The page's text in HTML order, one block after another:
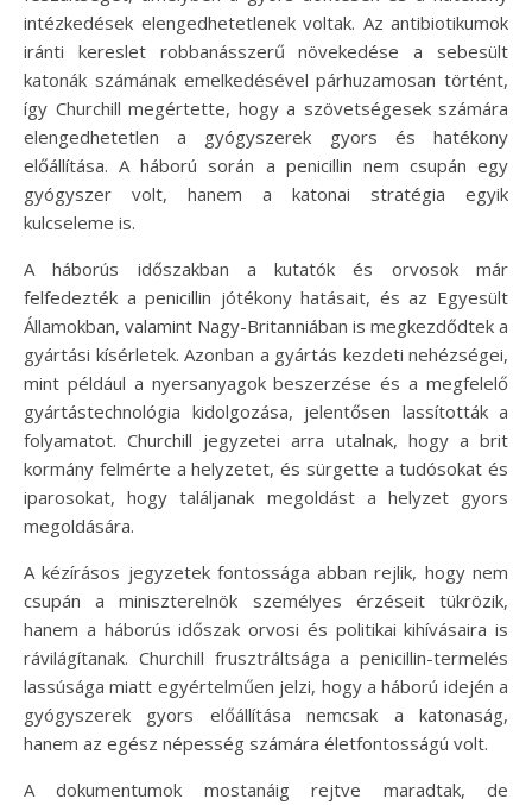
intézkedések elengedhetetlenek voltak. Az antibiotikumok
iránti kereslet robbanásszerű növekedése a sebesült
katonák számának emelkedésével párhuzamosan történt,
így Churchill megértette, hogy a szövetségesek számára
elengedhetetlen a gyógyszerek gyors és hatékony
előállítása. A háború során a penicillin nem csupán egy
gyógyszer volt, hanem a katonai stratégia egyik
kulcseleme is.
A háborús időszakban a kutatók és orvosok már
felfedezték a penicillin jótékony hatásait, és az Egyesült
Államokban, valamint Nagy-Britanniában is megkezdődtek a
gyártási kísérletek. Azonban a gyártás kezdeti nehézségei,
mint például a nyersanyagok beszerzése és a megfelelő
gyártástechnológia kidolgozása, jelentősen lassították a
folyamatot. Churchill jegyzetei arra utalnak, hogy a brit
kormány felmérte a helyzetet, és sürgette a tudósokat és
iparosokat, hogy találjanak megoldást a helyzet gyors
megoldására.
A kézírásos jegyzetek fontossága abban rejlik, hogy nem
csupán a miniszterelnök személyes érzéseit tükrözik,
hanem a háborús időszak orvosi és politikai kihívásaira is
rávilágítanak. Churchill frusztráltsága a penicillin-termelés
lassúsága miatt egyértelműen jelzi, hogy a háború idején a
gyógyszerek gyors előállítása nemcsak a katonaság,
hanem az egész népesség számára életfontosságú volt.
A dokumentumok mostanáig rejtve maradtak, de